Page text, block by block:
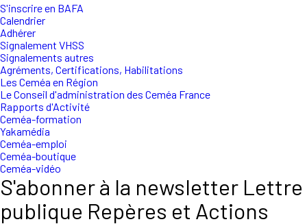
S'inscrire en BAFA
Calendrier
Adhérer
Signalement VHSS
Signalements autres
Agréments, Certifications, Habilitations
Les Ceméa en Région
Le Conseil d'administration des Ceméa France
Rapports d'Activité
Ceméa-formation
Yakamédia
Ceméa-emploi
Ceméa-boutique
Ceméa-vidéo
S'abonner à la newsletter Lettre
publique Repères et Actions